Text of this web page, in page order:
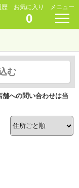
歴 お気に入り
0
メニュー
む
への問い合わせは当